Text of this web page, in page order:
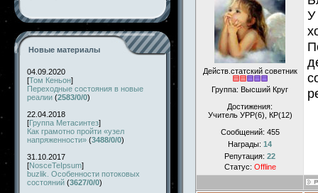
Новые материалы
04.09.2020
[Том Кеньон]
Переходные состояния в новые
реалии (2583/0/0)
22.04.2018
[Группа Метасинтез]
Как грамотно пройти «узел
напряженности» (3488/0/0)
31.10.2017
[NosceTeIpsum]
buzlik. Особенности потоковых
состояний (3627/0/0)
Действ.статский советник
Группа: Высший Круг
Достижения:
Учитель УРР(6), КР(12)
Сообщений: 455
Награды: 14
Репутация: 22
Статус: Offline
У